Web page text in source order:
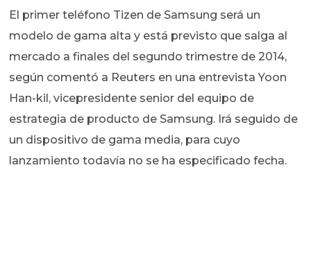
El primer teléfono Tizen de Samsung será un
modelo de gama alta y está previsto que salga al
mercado a finales del segundo trimestre de 2014,
según comentó a Reuters en una entrevista Yoon
Han-kil, vicepresidente senior del equipo de
estrategia de producto de Samsung. Irá seguido de
un dispositivo de gama media, para cuyo
lanzamiento todavía no se ha especificado fecha.